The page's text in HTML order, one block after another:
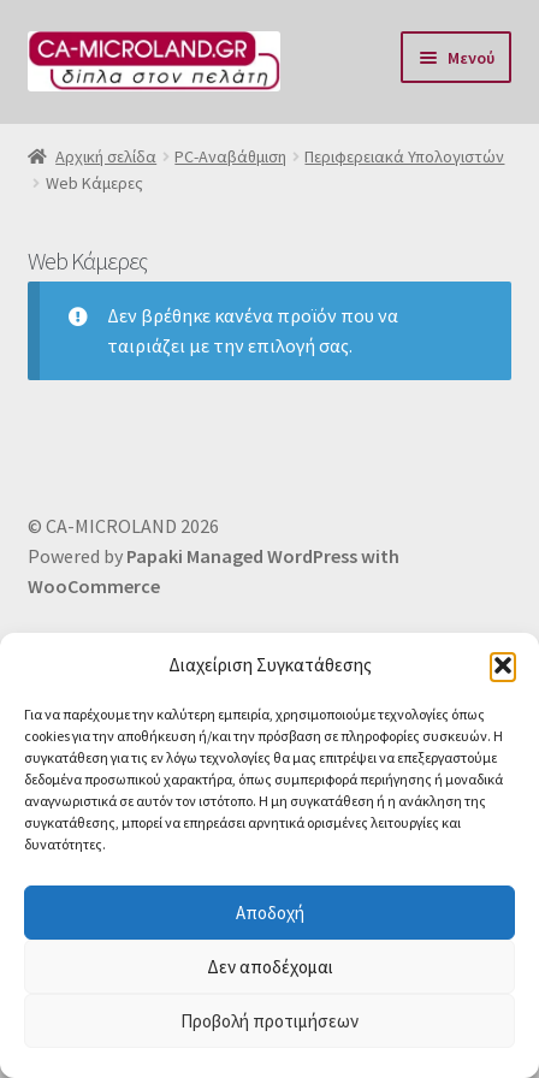
Διαχείριση Συγκατάθεσης
Για να παρέχουμε την καλύτερη εμπειρία, χρησιμοποιούμε τεχνολογίες όπως
cookies για την αποθήκευση ή/και την πρόσβαση σε πληροφορίες συσκευών. Η
συγκατάθεση για τις εν λόγω τεχνολογίες θα μας επιτρέψει να επεξεργαστούμε
δεδομένα προσωπικού χαρακτήρα, όπως συμπεριφορά περιήγησης ή μοναδικά
αναγνωριστικά σε αυτόν τον ιστότοπο. Η μη συγκατάθεση ή η ανάκληση της
συγκατάθεσης, μπορεί να επηρεάσει αρνητικά ορισμένες λειτουργίες και
δυνατότητες.
Αποδοχή
Δεν αποδέχομαι
Προβολή προτιμήσεων
Απευθείας
μετάβαση
Μετάβαση
σε
Μενού
Αρχική
Η Eταιρία μας
Επικοινωνία & Ωράριο
Αποστολές
Τρόποι Πληρωμής
Οι Συνεργασίες μας
Καλάθι
Σύνδεση
Αρχική σελίδα PC-Aναβάθμιση
Περιφερειακά Υπολογιστών
Web Κάμερες
Web Κάμερες
Δεν βρέθηκε κανένα προϊόν που να
ταιριάζει με την επιλογή σας.
© CA-MICROLAND 2026
Powered by Papaki Managed WordPress with
WooCommerce
Contact us